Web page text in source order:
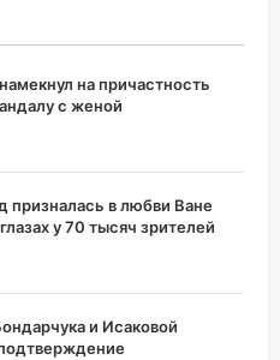
на причастность
с женой
призналась в любви Ване
у 70 тысяч зрителей
и Исаковой